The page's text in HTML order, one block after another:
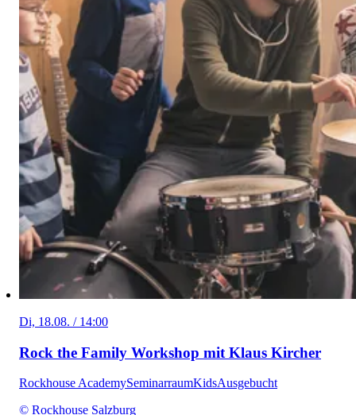
Di, 18.08. / 14:00
Rock the Family Workshop mit Klaus Kircher
Rockhouse AcademySeminarraumKidsAusgebucht
© Rockhouse Salzburg